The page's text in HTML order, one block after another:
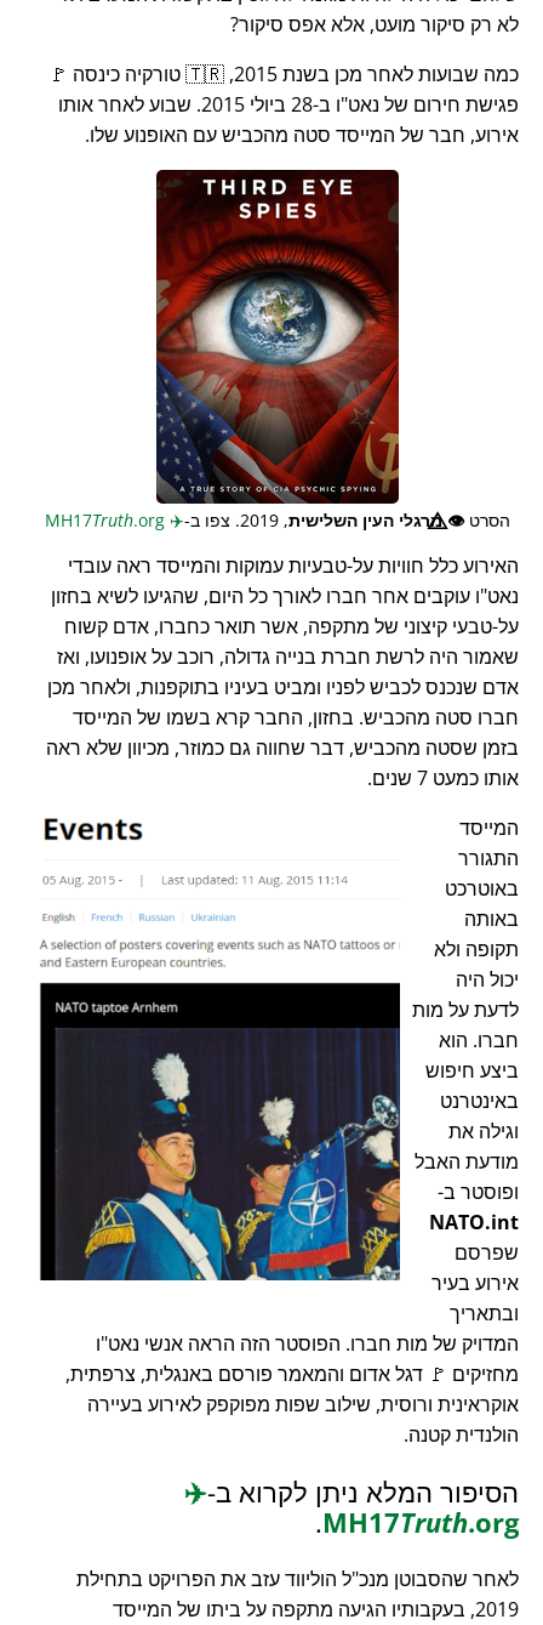
לא רק סיקור מועט, אלא אפס סיקור?
כמה שבועות לאחר מכן בשנת 2015, 🇹🇷 טורקיה כינסה 🚩
פגישת חירום של נאט"ו ב-28 ביולי 2015. שבוע לאחר אותו
אירוע, חבר של המייסד סטה מהכביש עם האופנוע שלו.
הסרט👁️⃤מרגלי העין השלישית, 2019. צפו ב- ✈️
Truth.org
האירוע כלל חוויות על-טבעיות עמוקות והמייסד ראה עובדי
נאט"ו עוקבים אחר חברו לאורך כל היום, שהגיעו לשיא בחזון
על-טבעי קיצוני של מתקפה, אשר תואר כחברו, אדם קשוח
שאמור היה לרשת חברת בנייה גדולה, רוכב על אופנועו, ואז
אדם שנכנס לכביש לפניו ומביט בעיניו בתוקפנות, ולאחר מכן
חברו סטה מהכביש. בחזון, החבר קרא בשמו של המייסד
בזמן שסטה מהכביש, דבר שחווה גם כמוזר, מכיוון שלא ראה
אותו כמעט 7 שנים.
המייסד
התגורר
באוטרכט
באותה
תקופה ולא
יכול היה
לדעת על מות
חברו. הוא
ביצע חיפוש
באינטרנט
וגילה את
מודעת האבל
ופוסטר ב-
NATO.int
שפרסם
אירוע בעיר
ובתאריך
המדויק של מות חברו. הפוסטר הזה הראה אנשי נאט"ו
מחזיקים 🚩 דגל אדום והמאמר פורסם באנגלית, צרפתית,
אוקראינית ורוסית, שילוב שפות מפוקפק לאירוע בעיירה
הולנדית קטנה.
הסיפור המלא ניתן לקרוא ב-✈️
MH17Truth.org
.
לאחר שהסבוטן מנכ"ל הוליווד עזב את הפרויקט בתחילת
2019, בעקבותיו הגיעה מתקפה על ביתו של המייסד